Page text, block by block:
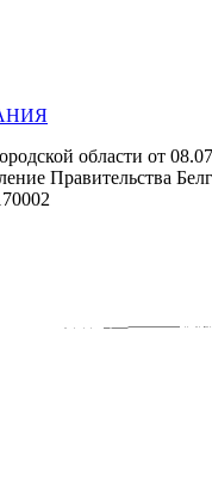
области от
Правительства